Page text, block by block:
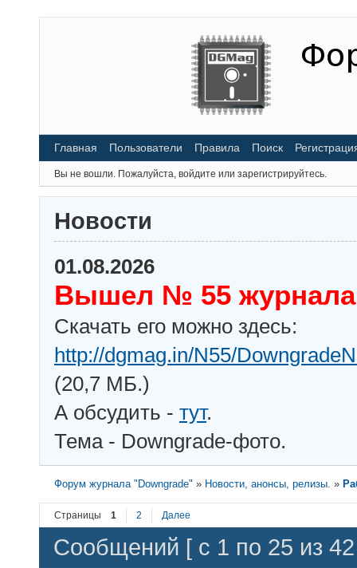
Главная Пользователи Правила Поиск
Вы не вошли. Пожалуйста, войдите или зарегистрируйтесь.
Новости
01.08.2026
Вышел № 55 журнала
Скачать его можно здесь:
http://dgmag.in/N55/
(20,7 МБ.)
А обсудить - тут.
Тема - Downgrade-фото.
Форум журнала "Downgrade" » Новости, анонсы, релизы. »
Страницы 1 2 Далее
Сообщений [ с 1 по 25 из